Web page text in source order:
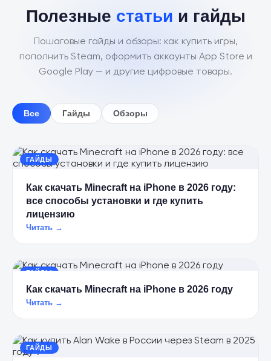
Полезные статьи и гайды
Пошаговые гайды и обзоры: как купить игры,
пополнить Steam, оформить аккаунты App Store и
Google Play — и другие цифровые товары.
Все Гайды Обзоры
ГАЙДЫ
Как скачать Minecraft на iPhone в 2026 году:
все способы установки и где купить
лицензию
Читать →
ГАЙДЫ
Как скачать Minecraft на iPhone в 2026 году
Читать →
ГАЙДЫ